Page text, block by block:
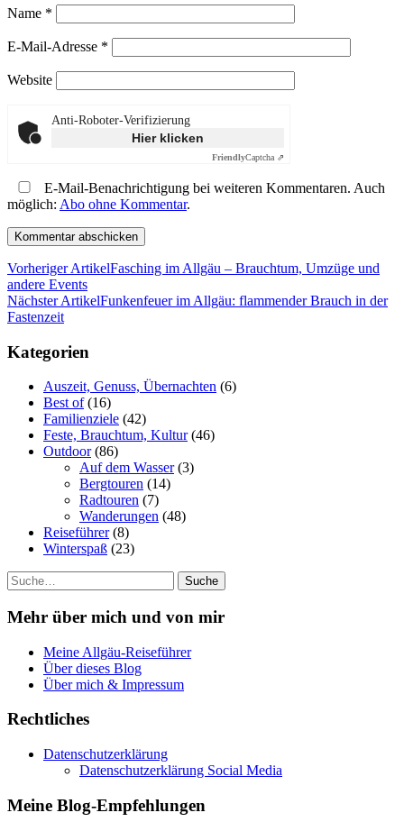
Name *
E-Mail-Adresse *
Website
Anti-Roboter-Verifizierung
Hier klicken
FriendlyCaptcha ⇗
E-Mail-Benachrichtigung bei weiteren Kommentaren. Auch
möglich: Abo ohne Kommentar.
Vorheriger ArtikelFasching im Allgäu – Brauchtum, Umzüge und
andere Events
Nächster ArtikelFunkenfeuer im Allgäu: flammender Brauch in der
Fastenzeit
Kategorien
Auszeit, Genuss, Übernachten (6)
Best of(16)
Familienziele (42)
Feste, Brauchtum, Kultur(46)
Outdoor(86)
Auf dem Wasser(3)
Bergtouren (14)
Radtouren (7)
Wanderungen (48)
Reiseführer(8)
Winterspaß (23)
Suche
Mehr über mich und von mir
Meine Allgäu-Reiseführer
Über dieses Blog
Über mich & Impressum
Rechtliches
Datenschutzerklärung
Datenschutzerklärung Social Media
Meine Blog-Empfehlungen